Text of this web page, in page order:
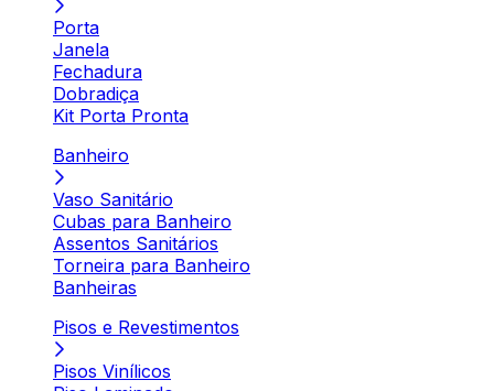
Porta
Janela
Fechadura
Dobradiça
Kit Porta Pronta
Banheiro
Vaso Sanitário
Cubas para Banheiro
Assentos Sanitários
Torneira para Banheiro
Banheiras
Pisos e Revestimentos
Pisos Vinílicos